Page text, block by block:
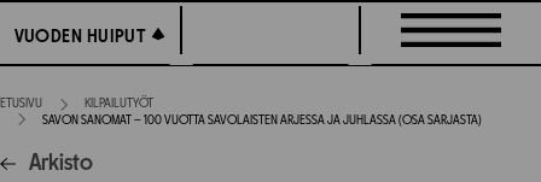
suoraan
sisältöön
VUODEN HUIPUT
VUODEN HUIPUT
ETUSIVU
KILPAILUTYÖT
SAVON SANOMAT – 100 VUOTTA SAVOLAISTEN ARJESSA JA JUHLASSA (OSA SARJASTA)
Arkisto